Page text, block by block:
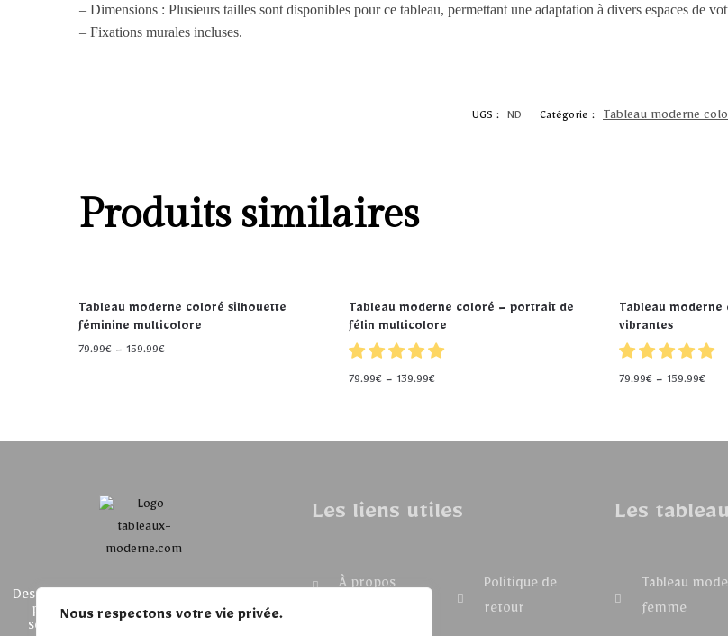
Nous respectons votre vie privée.
– Dimensions : Plusieurs tailles sont disponibles pour ce tableau, permettant une adaptation à divers espaces de
– Fixations murales incluses.
UGS : ND Catégorie : Tableau moderne
Produits similaires
Tableau moderne coloré silhouette
féminine multicolore
79.99€ –159.99€
Tableau moderne coloré – portrait de
félin multicolore
79.99€ – 139.99€
Tableau
vibrantes
79.99€– 159.99€
Des tableaux modernes et contemporains
pour sublimer votre intérieur. Large
sélection d'œuvres uniques et design,
Les liens utiles
À propos
Politique de
retour
Les
Tableau
femme